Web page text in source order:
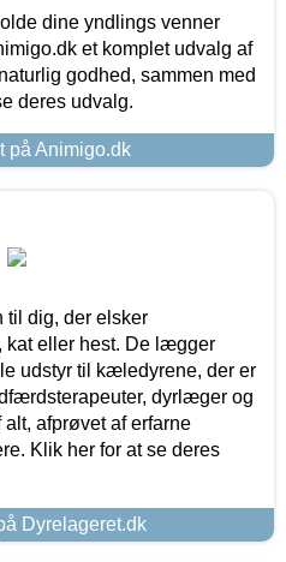
dine yndlings venner
et komplet udvalg af
godhed, sammen med
deres udvalg.
på Animigo.dk
til dig, der elsker
kat eller hest. De lægger
udstyr til kæledyrene, der er
dyrlæger og
afprøvet af erfarne
Klik her for at se deres
Dyrelageret.dk